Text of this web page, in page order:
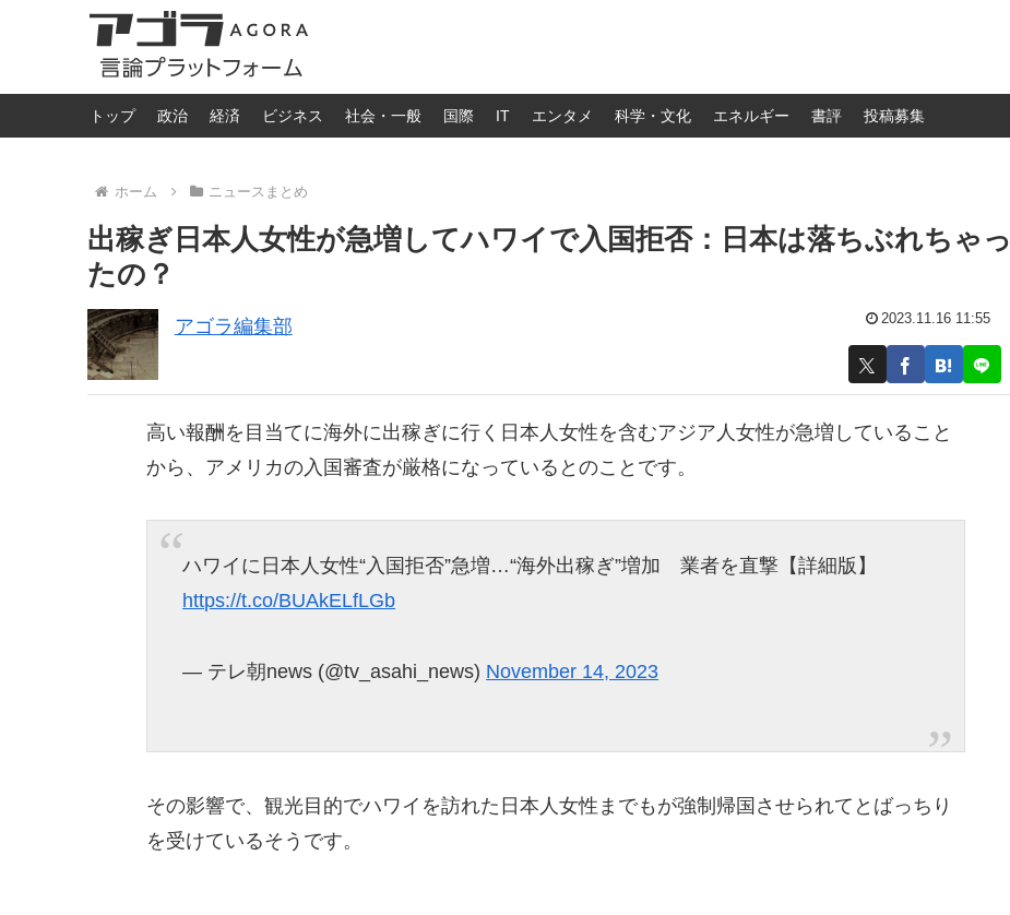
トップ 政治 経済 ビジネス 社会・一般 国際 IT エンタメ 科学・文化 エネルギー 書評 投稿募集
ホーム ニュースまとめ
出稼ぎ日本人女性が急増してハワイで入国拒否：日本は落ちぶれちゃっ
たの？
アゴラ編集部 2023.11.16 11:55
高い報酬を目当てに海外に出稼ぎに行く日本人女性を含むアジア人女性が急増していること
から、アメリカの入国審査が厳格になっているとのことです。
ハワイに日本人女性“入国拒否”急増…“海外出稼ぎ”増加 業者を直撃【詳細版】
https://t.co/BUAkELfLGb
— テレ朝news (@tv_asahi_news) November 14, 2023
その影響で、観光目的でハワイを訪れた日本人女性までもが強制帰国させられてとばっちり
を受けているそうです。